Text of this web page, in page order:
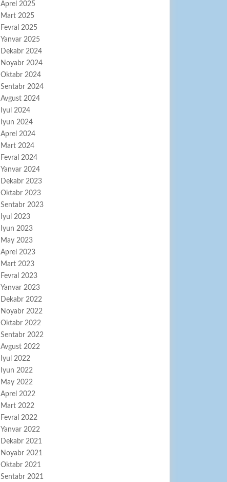
Aprel 2025
Mart 2025
Fevral 2025
Yanvar 2025
Dekabr 2024
Noyabr 2024
Oktabr 2024
Sentabr 2024
Avgust 2024
Iyul 2024
Iyun 2024
Aprel 2024
Mart 2024
Fevral 2024
Yanvar 2024
Dekabr 2023
Oktabr 2023
Sentabr 2023
Iyul 2023
Iyun 2023
May 2023
Aprel 2023
Mart 2023
Fevral 2023
Yanvar 2023
Dekabr 2022
Noyabr 2022
Oktabr 2022
Sentabr 2022
Avgust 2022
Iyul 2022
Iyun 2022
May 2022
Aprel 2022
Mart 2022
Fevral 2022
Yanvar 2022
Dekabr 2021
Noyabr 2021
Oktabr 2021
Sentabr 2021